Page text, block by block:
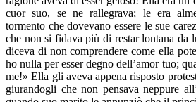
cuor suo, se ne rallegrava; le era
tormento che dovevano essere le sue
che non si fidava più di restar lontana da
diceva di non comprendere come ella
ho nulla per esser degno dell’amor tuo;
me!» Ella gli aveva appena risposto
giurandogli che non pensava neppure